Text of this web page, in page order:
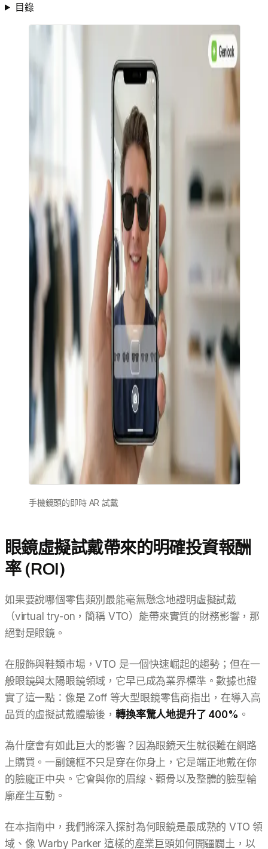
目錄
手機鏡頭的即時 AR 試戴
眼鏡虛擬試戴帶來的明確投資報酬
率 (ROI)
如果要說哪個零售類別最能毫無懸念地證明虛擬試戴
（virtual try-on，簡稱 VTO）能帶來實質的財務影響，那
絕對是眼鏡。
在服飾與鞋類市場，VTO 是一個快速崛起的趨勢；但在一
般眼鏡與太陽眼鏡領域，它早已成為業界標準。數據也證
實了這一點：像是 Zoff 等大型眼鏡零售商指出，在導入高
品質的虛擬試戴體驗後，轉換率驚人地提升了 400% 。
為什麼會有如此巨大的影響？因為眼鏡天生就很難在網路
上購買。一副鏡框不只是穿在你身上，它是端正地戴在你
的臉龐正中央。它會與你的眉線、顴骨以及整體的臉型輪
廓產生互動。
在本指南中，我們將深入探討為何眼鏡是最成熟的 VTO 領
域、像 Warby Parker 這樣的產業巨頭如何開疆闢土，以